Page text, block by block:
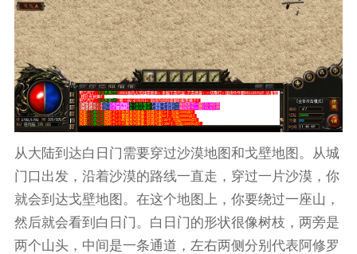
从大陆到达白日门需要穿过沙漠地图和戈壁地图。从城
门口出发，沿着沙漠的路线一直走，穿过一片沙漠，你
就会到达戈壁地图。在这个地图上，你要绕过一座山，
然后就会看到白日门。白日门的形状很像树枝，两旁是
两个山头，中间是一条通道，左右两侧分别代表阿修罗